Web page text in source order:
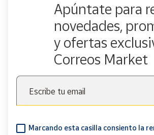
Apúntate para
novedades,
y ofertas
Correos Market
Escribe tu email
Marcando esta casilla consiento la